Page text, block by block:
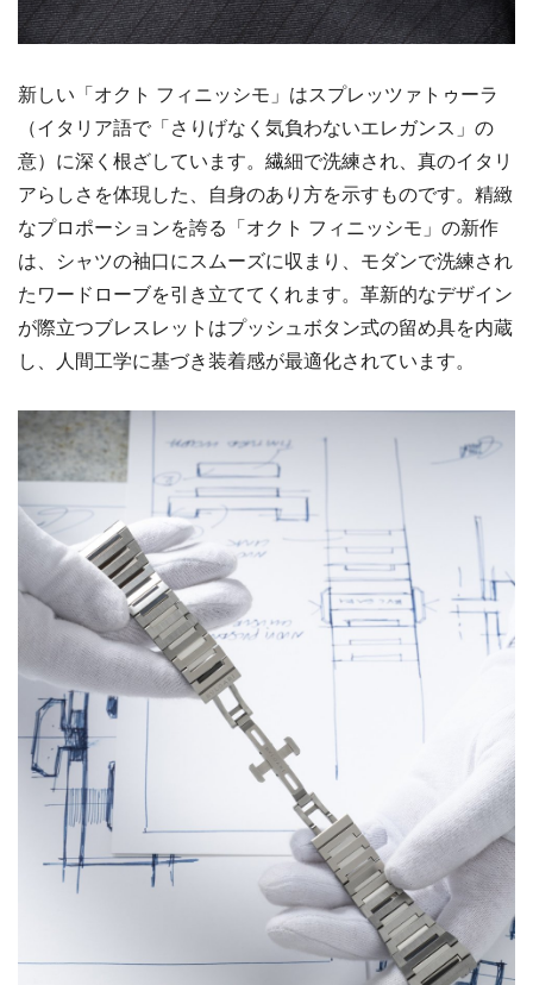
新しい「オクト フィニッシモ」はスプレッツァトゥーラ
（イタリア語で「さりげなく気負わないエレガンス」の
意）に深く根ざしています。繊細で洗練され、真のイタリ
アらしさを体現した、自身のあり方を示すものです。精緻
なプロポーションを誇る「オクト フィニッシモ」の新作
は、シャツの袖口にスムーズに収まり、モダンで洗練され
たワードローブを引き立ててくれます。革新的なデザイン
が際立つブレスレットはプッシュボタン式の留め具を内蔵
し、人間工学に基づき装着感が最適化されています。